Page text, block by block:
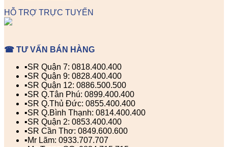
HỖ TRỢ TRỰC TUYẾN
☎ TƯ VẤN BÁN HÀNG
▪️SR Quận 7: 0818.400.400
▪️SR Quận 9: 0828.400.400
▪️SR Quận 12: 0886.500.500
▪️SR Q.Tân Phú: 0899.400.400
▪️SR Q.Thủ Đức: 0855.400.400
▪️SR Q.Bình Thạnh: 0814.400.400
▪️SR Quận 2: 0853.400.400
▪️SR Cần Thơ: 0849.600.600
▪️Mr Lãm: 0933.707.707